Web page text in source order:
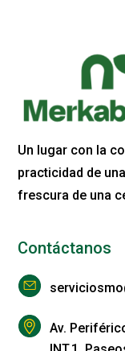
Un lugar con la
practicidad de
frescura de una
Contáctanos
Av.